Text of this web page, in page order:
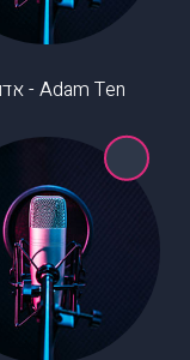
Adam Ten - אדם טן